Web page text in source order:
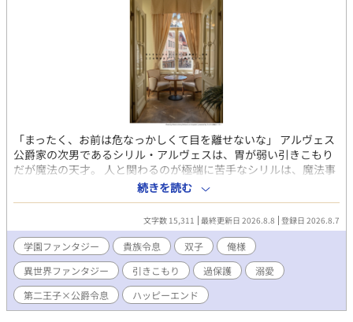
「まったく、お前は危なっかしくて目を離せないな」 アルヴェス
公爵家の次男であるシリル・アルヴェスは、胃が弱い引きこもり
だが魔法の天才。 人と関わるのが極端に苦手なシリルは、魔法事
業で儲けたお金で建てた温室でぬくぬくハッピー引きこもりライ
フを送っていた。 そんなある日、シリルは双子の姉が学園で何者
かに突き落とされたことを父から知らされる。 その直後、王太子
の婚約者候補として名が挙がっている姉の世間体を気にした父
に、姉のフリをして学園に潜入し、犯人を突き止めるよう言われ
家を追い出されてしまう。 潜入一日目の放課後、校内で迷子にな
ったシリルは、姉と同じように階段から誰かが突き落とされた瞬
間を目撃し、咄嗟に助けに入る。 しかし、助けたのは氷狼殿下と
恐れられているディオン・オラージュ第二王子殿下だった。 しか
続きを読む
文字数 15,311 最終更新日 2026.8.8 登録日 2026.8.7
学園ファンタジー 貴族令息 双子
俺様
異世界ファンタジー
引きこもり 過保護
溺愛
第二王子×公爵令息
ハッピーエンド